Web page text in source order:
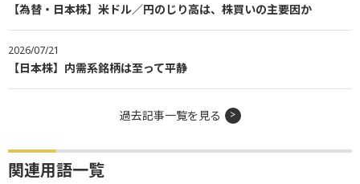
【為替・日本株】米ドル／円のじり高は、株買いの主要因か
2026/07/21
【日本株】内需系銘柄は至って平静
過去記事一覧を見る
関連用語一覧